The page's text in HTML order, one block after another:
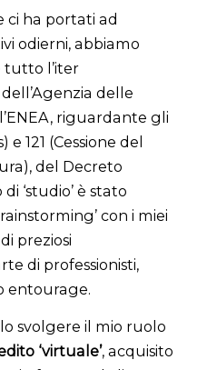
ci ha portati ad
odierni, abbiamo
l’iter
delle
riguardante gli
121 (Cessione del
del Decreto
‘studio’ è stato
con i miei
preziosi
di professionisti,
entourage.
svolgere il mio ruolo
‘virtuale’, acquisito